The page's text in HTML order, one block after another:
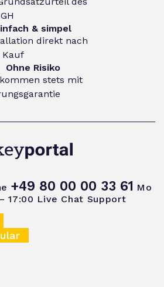
& simpel
direkt nach
Kauf
Ohne Risiko
stets mit
+49 80 00 00 33 61 Mo
17:00 Live Chat Support